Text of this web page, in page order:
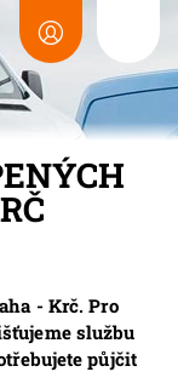
- Krč. Pro
službu
půjčit